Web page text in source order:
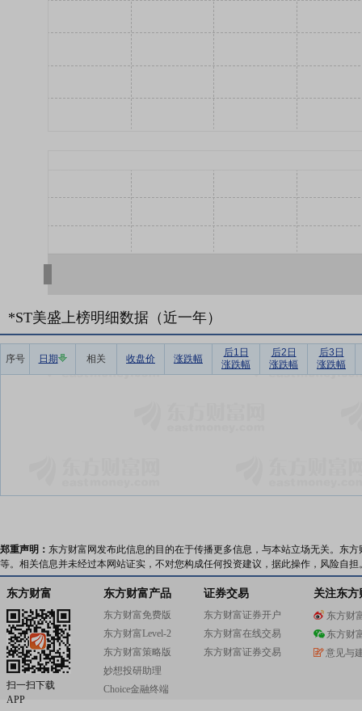
*ST美盛上榜明细数据（近一年）
序号 日期 相关 收盘价 涨跌幅
后1日
涨跌幅
后2日
涨跌幅
后3日
涨跌幅
郑重声明： 东方财富网发布此信息的目的在于传播更多信息，与本站立场无关。东
等。相关信息并未经过本网站证实，不对您构成任何投资建议，据此操作，风险自担